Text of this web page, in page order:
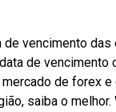
de vencimento
data de
de forex
saiba o